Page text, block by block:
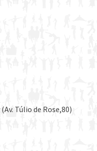
Túlio de Rose,80)